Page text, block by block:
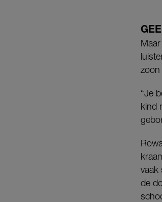
zoon
“Je
kind
vaak
de